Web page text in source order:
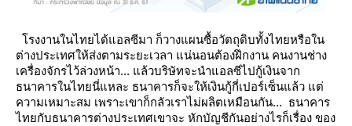
รงงานในไทยได้แอลซีมา ก็วางแผนซื้อวัตถุดิบทั้งไทยหรือใน
ต่างประเทศให้ส่งตามระยะเวลา แน่นอนต้องฝึกงาน คนงานช่าง
เครื่องจักรไว้ล่วงหน้า... แล้วบริษัทจะนำแอลซีไปกู้เงินจาก
ธนาคารในไทยนี่แหละ ธนาคารก็จะให้เงินกู้กี่เปอร์เซ็นแล้ว ต่
ความเหมาะสม เพราะเขาก็กลัวเราไม่ผลิตเหมือนกัน... ธนาคาร
ไทยกับธนาคารต่างประเทศเขาจะ หักบัญชีกันอย่างไรก็เรื่อง ของ